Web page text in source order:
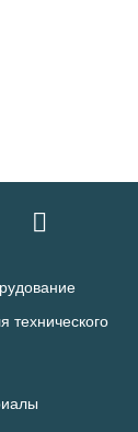
технического